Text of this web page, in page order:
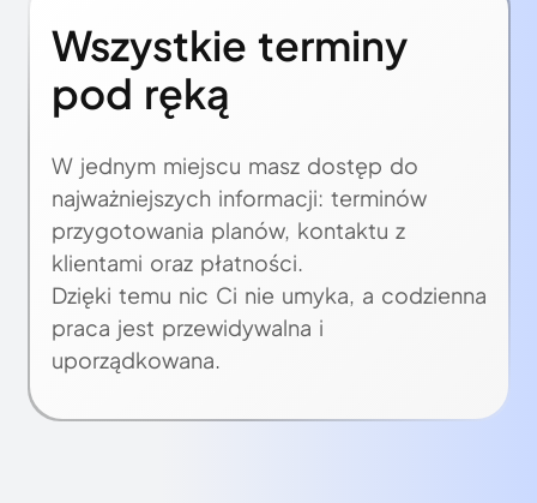
Wszystkie terminy
pod ręką
W jednym miejscu masz dostęp do
najważniejszych informacji: terminów
przygotowania planów, kontaktu z
klientami oraz płatności.
Dzięki temu nic Ci nie umyka, a codzienna
praca jest przewidywalna i
uporządkowana.